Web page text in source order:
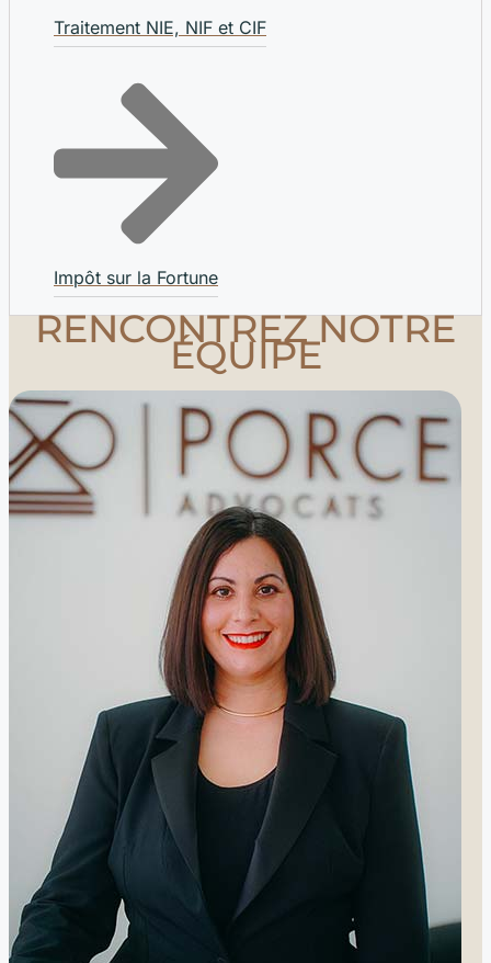
Traitement NIE, NIF et CIF
Impôt sur la Fortune
RENCONTREZ NOTRE
ÉQUIPE